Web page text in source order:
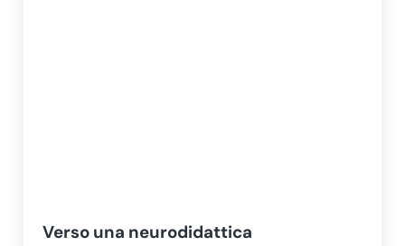
Verso una neurodidattica